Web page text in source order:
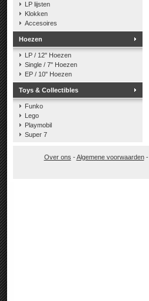
LP lijsten
Klokken
Accesoires
Hoezen
LP / 12" Hoezen
Single / 7" Hoezen
EP / 10" Hoezen
Toys & Collectibles
Funko
Lego
Playmobil
Super 7
Over ons -Algemene voorwaarden-